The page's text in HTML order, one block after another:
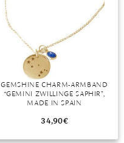
GEMSHINE CHARM-ARMBAND
“GEMINI ZWILLINGE SAPHIR”,
MADE IN SPAIN
34,90€